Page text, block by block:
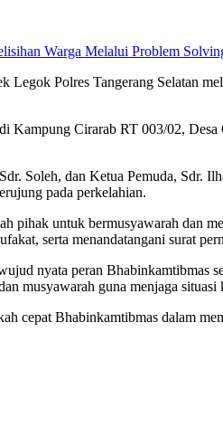
Legok Polres Tangerang Selatan
Cirarab RT 003/02,
Soleh, dan Ketua Pemuda,
pada perkelahian.
untuk bermusyawarah dan
serta menandatangani surat
nyata peran Bhabinkamtibmas
musyawarah guna menjaga
Bhabinkamtibmas dalam